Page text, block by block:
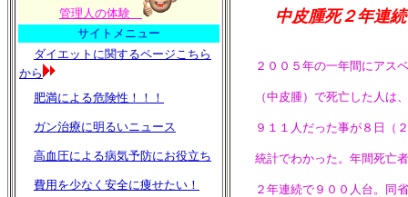
管理人の体験
サイトメニュー
ダイエットに関するページこちら
から
肥満による危険性！！！
ガン治療に明るいニュース
高血圧による病気予防にお役立ち
費用を少なく安全に痩せたい！
中皮腫死２年連
２００５年の一年間にアスベ
（中皮腫）で死亡した人は、
９１１人だった事が８日（２
統計でわかった。年間死亡者
２年連続で９００人台。同省